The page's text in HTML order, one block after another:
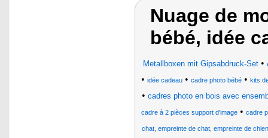
Nuage de
bébé, idée
Metallboxen mit Gipsabdruck-Set•
• idée cadeau • cadre photo bébé • kits
• cadres photo en bois avec
cadre à 2 pièces support d'image • cadre
chat, empreinte de chat, empreinte de